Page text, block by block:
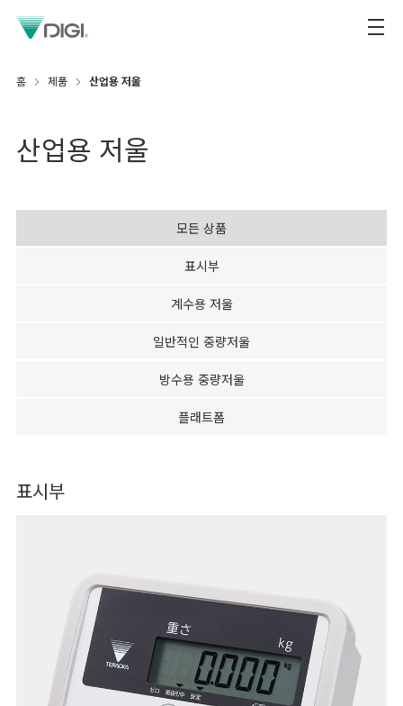
홈 제품 산업용 저울
산업용 저울
모든 상품
표시부
계수용 저울
일반적인 중량저울
방수용 중량저울
플래트폼
표시부